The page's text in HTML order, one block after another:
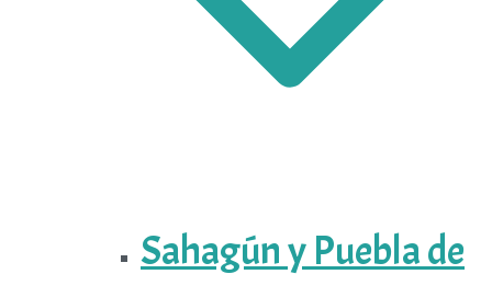
Sahagún y Puebla de